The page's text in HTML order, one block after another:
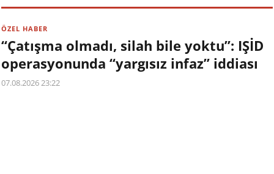
ÖZEL HABER
“Çatışma olmadı, silah bile yoktu”: IŞİD
operasyonunda “yargısız infaz” iddiası
07.08.2026 23:22